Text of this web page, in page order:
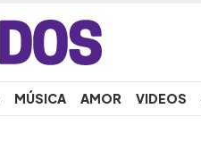
MÚSICA AMOR VIDEOS